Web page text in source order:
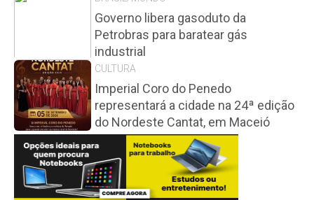
Governo libera gasoduto da
Petrobras para baratear gás
industrial
CULTURA
Imperial Coro do Penedo
representará a cidade na 24ª edição
do Nordeste Cantat, em Maceió